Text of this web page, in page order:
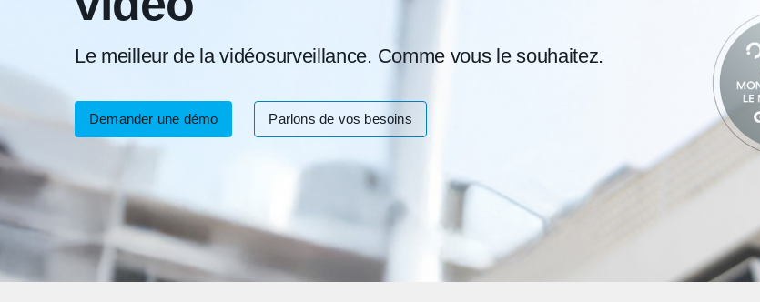
Le meilleur de la vidéosurveillance. Comme vous le souhaitez.
Demander une démo Parlons de vos besoins